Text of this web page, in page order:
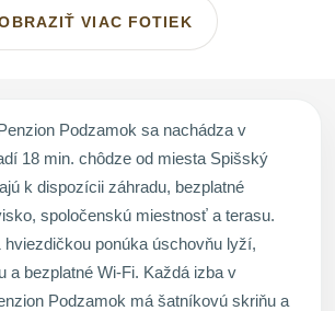
VIAC FOTIEK
Podzamok sa nachádza v
18 min. chôdze od miesta Spišský
k dispozícii záhradu, bezplatné
spoločenskú miestnosť a terasu.
hviezdičkou ponúka úschovňu lyží,
a bezplatné Wi-Fi. Každá izba v
Podzamok má šatníkovú skriňu a